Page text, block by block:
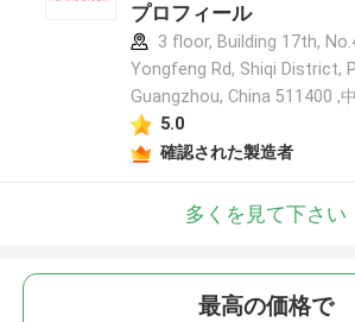
プロフィール
3 floor, Building 17th,
Yongfeng Rd, Shiqi District,
Guangzhou, China 511400 ,
5.0
確認された製造者
多くを見て下さい
最高の価格で